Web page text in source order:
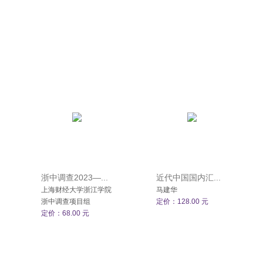
浙中调查2023—...
上海财经大学浙江学院
浙中调查项目组
定价：68.00 元
近代中国国内汇...
马建华
定价：128.00 元